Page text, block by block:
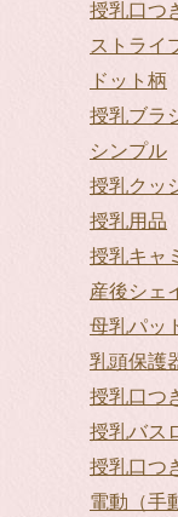
授乳口つ
ストライ
ドット柄
授乳ブラ
シンプル
授乳クッ
授乳用品
授乳キャ
産後シェ
母乳パッ
乳頭保護
授乳口つ
授乳バス
授乳口つ
電動（手